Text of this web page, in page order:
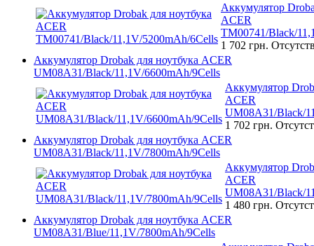
Аккумулятор
ACER
TM00741/Black/
1 702 грн.
Аккумулятор Drobak для ноутбука ACER
UM08A31/Black/11,1V/6600mAh/9Cells
Аккумулятор
ACER
UM08A31/Black/
1 702 грн.
Аккумулятор Drobak для ноутбука ACER
UM08A31/Black/11,1V/7800mAh/9Cells
Аккумулятор
ACER
UM08A31/Black/
1 480 грн.
Аккумулятор Drobak для ноутбука ACER
UM08A31/Blue/11,1V/7800mAh/9Cells